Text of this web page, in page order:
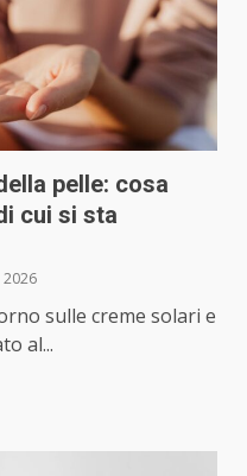
pelle: cosa
cui si sta
2026
sulle creme solari e
al...